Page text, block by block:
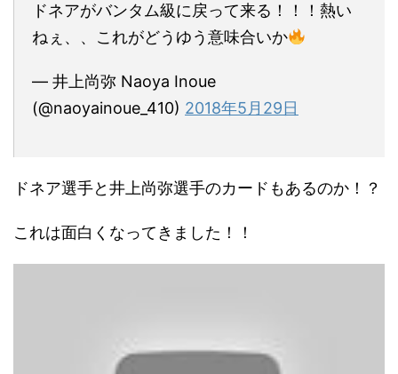
ドネアがバンタム級に戻って来る！！！熱い
ねぇ、、これがどうゆう意味合いか
— 井上尚弥 Naoya Inoue
(@naoyainoue_410) 2018年5月29日
ドネア選手と井上尚弥選手のカードもあるのか！？
これは面白くなってきました！！